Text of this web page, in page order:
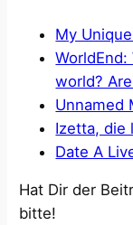
My
world?
Unnamed
Izetta, die
Date A
Hat Dir der
bitte!